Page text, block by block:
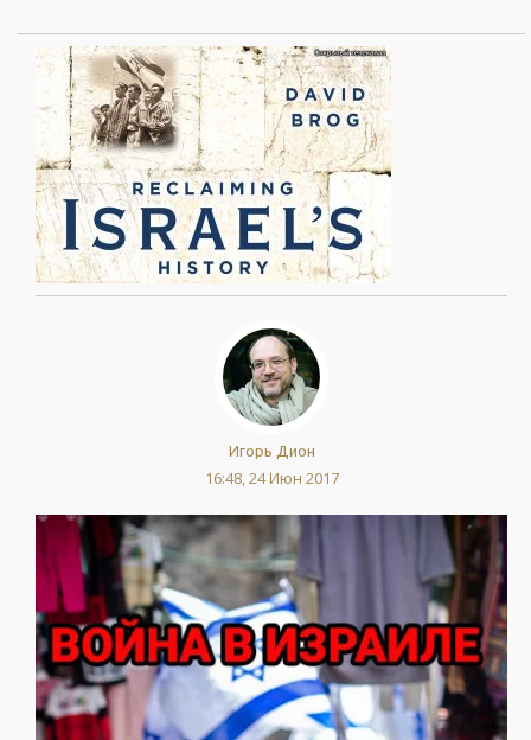
Игорь Дион
16:48, 24 Июн 2017